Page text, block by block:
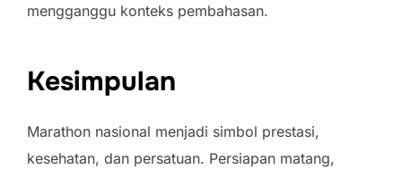
mengganggu konteks pembahasan.
Kesimpulan
Marathon nasional menjadi simbol prestasi,
kesehatan, dan persatuan. Persiapan matang,